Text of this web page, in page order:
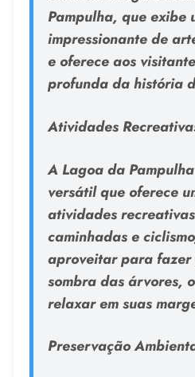
Pampulha, que exibe
impressionante de
e oferece aos
profunda da história
Atividades
A Lagoa da
versátil que oferece
atividades
caminhadas e
aproveitar para fazer
sombra das árvores,
relaxar em suas
Preservação